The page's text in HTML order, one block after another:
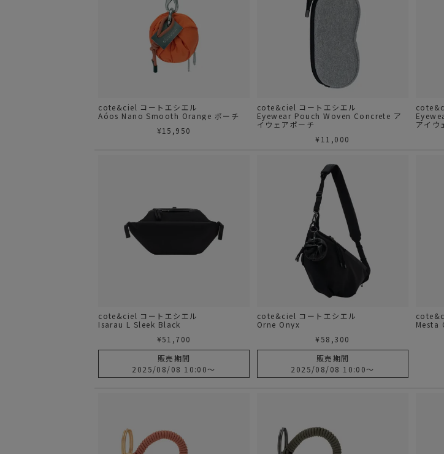
cote&ciel コートエシエル
Aóos Nano Smooth Orange ポーチ
¥15,950
cote&ciel コートエシエル
Eyewear Pouch Woven Concrete ア
イウェアポーチ
¥ 11,000
アイウ
cote&ciel コートエシエル
Isarau L Sleek Black
¥51,700
販売期間
2025/08/08 10:00〜
cote&ciel コートエシエル
Orne Onyx
¥ 58,300
販売期間
2025/08/08 10:00〜
Mesta